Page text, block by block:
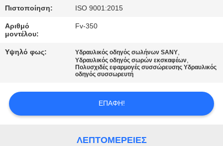
ΜΑΣ
ΕΛΆΤΕ
ΣΕ
ΕΠΑΦΉ
ΕΙΔΉΣΕΙΣ
ΠΕΡΙΠΤΏΣΕΙΣ
Πιστοποίηση: ISO 9001:2015
Αριθμό
μοντέλου:
Fv-350
Υψηλό φως: Υδραυλικός οδηγός σωλήνων SANY,
Υδραυλικός οδηγός σωρών εκσκαφέων,
Πολυσχιδές εφαρμογές συσσώρευσης Υδραυλικός
οδηγός συσσωρευτή
ΕΠΑΦΉ!
ΛΕΠΤΟΜΈΡΕΙΕΣ